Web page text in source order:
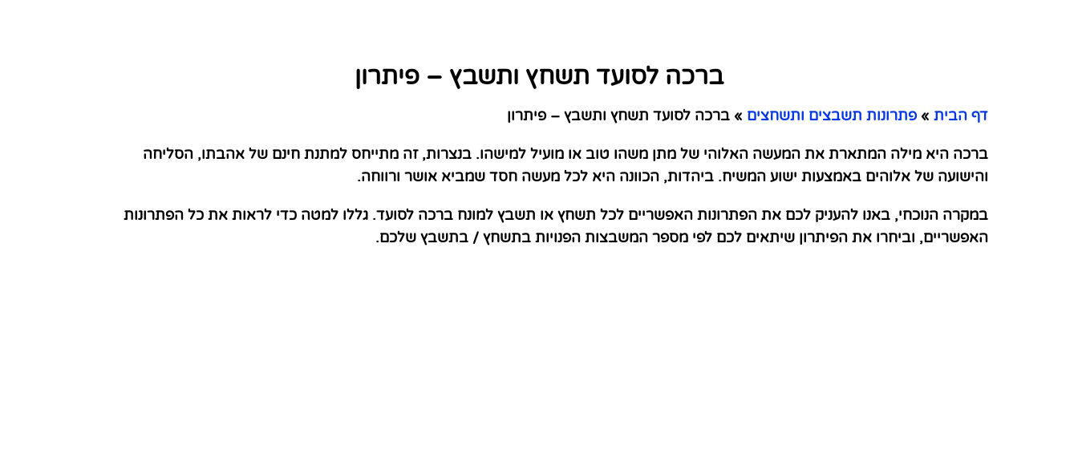
ברכה לסועד תשחץ ותשבץ – פיתרון
דף הבית » פתרונות תשבצים ותשחצים » ברכה לסועד תשחץ ותשבץ – פיתרון
ברכה היא מילה המתארת את המעשה האלוהי של מתן משהו טוב או מועיל למישהו. בנצרות, זה מתייחס למתנת חינם של אהבתו, הסליחה
והישועה של אלוהים באמצעות ישוע המשיח. ביהדות, הכוונה היא לכל מעשה חסד שמביא אושר ורווחה.
במקרה הנוכחי, באנו להעניק לכם את הפתרונות האפשריים לכל תשחץ או תשבץ למונח ברכה לסועד. גללו למטה כדי לראות את כל הפתרונות
האפשריים, וביחרו את הפיתרון שיתאים לכם לפי מספר המשבצות הפנויות בתשחץ / בתשבץ שלכם.